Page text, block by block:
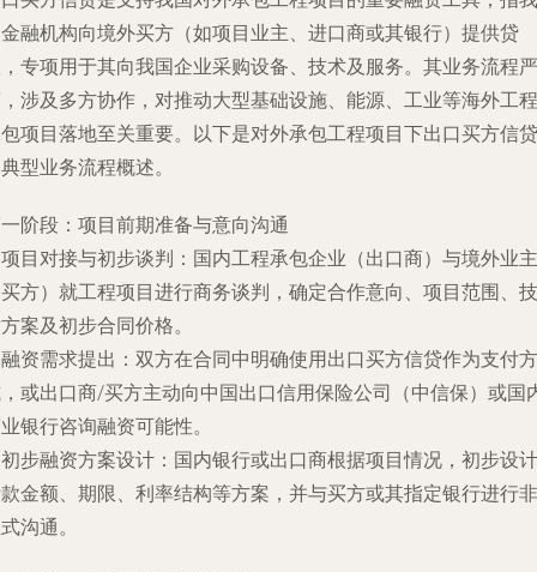
融机构向境外买方（如项目业主、进口商或其银行）提供贷
专项用于其向我国企业采购设备、技术及服务。其业务流程严
涉及多方协作，对推动大型基础设施、能源、工业等海外工程
项目落地至关重要。以下是对外承包工程项目下出口买方信贷
型业务流程概述。
阶段：项目前期准备与意向沟通
项目对接与初步谈判 ：国内工程承包企业（出口商）与境外业主
方）就工程项目进行商务谈判，确定合作意向、项目范围、技
案及初步合同价格。
融资需求提出 ：双方在合同中明确使用出口买方信贷作为支付方
或出口商/买方主动向中国出口信用保险公司（中信保）或国
银行咨询融资可能性。
初步融资方案设计 ：国内银行或出口商根据项目情况，初步设计
金额、期限、利率结构等方案，并与买方或其指定银行进行非
沟通。